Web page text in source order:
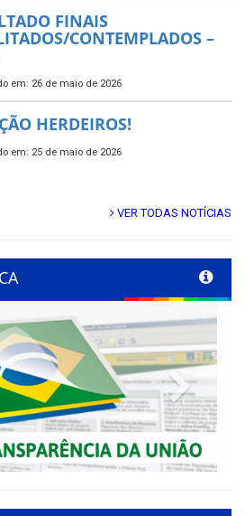
FINAIS
CONTEMPLADOS –
em: 26 de maio de 2026
HERDEIROS!
em: 25 de maio de 2026
VER TODAS NOTÍCIAS
Next